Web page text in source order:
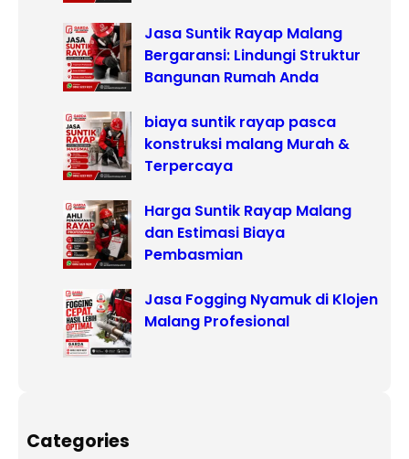
Jasa Suntik Rayap Malang
Bergaransi: Lindungi Struktur
Bangunan Rumah Anda
biaya suntik rayap pasca
konstruksi malang Murah &
Terpercaya
Harga Suntik Rayap Malang
dan Estimasi Biaya
Pembasmian
Jasa Fogging Nyamuk di Klojen
Malang Profesional
Categories